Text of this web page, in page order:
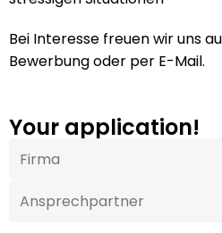
Bei Interesse freuen wir uns
Bewerbung oder per E-Mail.
Your application!